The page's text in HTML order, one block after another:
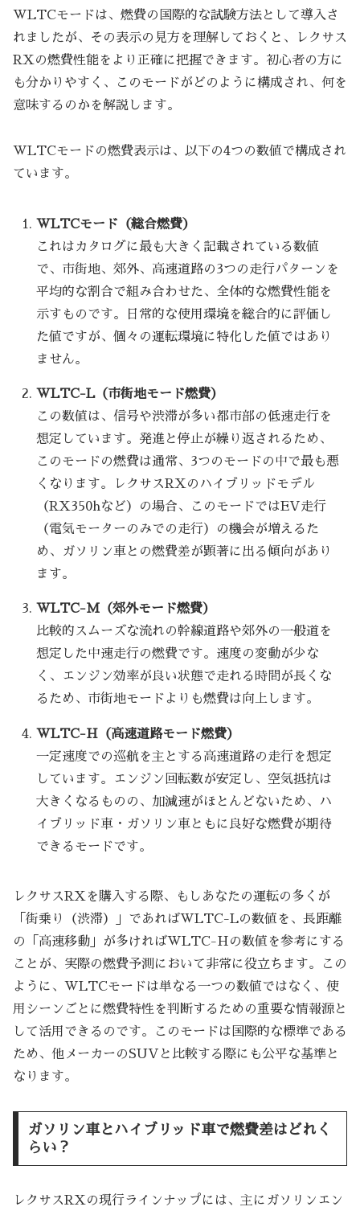
WLTCモードは、燃費の国際的な試験方法として導入さ
れましたが、その表示の見方を理解しておくと、レクサス
RXの燃費性能をより正確に把握できます。初心者の方に
も分かりやすく、このモードがどのように構成され、何を
意味するのかを解説します。
WLTCモードの燃費表示は、以下の4つの数値で構成され
ています。
WLTCモード（総合燃費）
これはカタログに最も大きく記載されている数値
で、市街地、郊外、高速道路の3つの走行パターンを
平均的な割合で組み合わせた、全体的な燃費性能を
示すものです。日常的な使用環境を総合的に評価し
た値ですが、個々の運転環境に特化した値ではあり
ません。
WLTC-L（市街地モード燃費）
この数値は、信号や渋滞が多い都市部の低速走行を
想定しています。発進と停止が繰り返されるため、
このモードの燃費は通常、3つのモードの中で最も悪
くなります。レクサスRXのハイブリッドモデル
（RX350hなど）の場合、このモードではEV走行
（電気モーターのみでの走行）の機会が増えるた
め、ガソリン車との燃費差が顕著に出る傾向があり
ます。
WLTC-M（郊外モード燃費）
比較的スムーズな流れの幹線道路や郊外の一般道を
想定した中速走行の燃費です。速度の変動が少な
く、エンジン効率が良い状態で走れる時間が長くな
るため、市街地モードよりも燃費は向上します。
WLTC-H（高速道路モード燃費）
一定速度での巡航を主とする高速道路の走行を想定
しています。エンジン回転数が安定し、空気抵抗は
大きくなるものの、加減速がほとんどないため、ハ
イブリッド車・ガソリン車ともに良好な燃費が期待
できるモードです。
レクサスRXを購入する際、もしあなたの運転の多くが
「街乗り（渋滞）」であればWLTC-Lの数値を、長距離
の「高速移動」が多ければWLTC-Hの数値を参考にする
ことが、実際の燃費予測において非常に役立ちます。この
ように、WLTCモードは単なる一つの数値ではなく、使
用シーンごとに燃費特性を判断するための重要な情報源と
して活用できるのです。このモードは国際的な標準である
ため、他メーカーのSUVと比較する際にも公平な基準と
なります。
ガソリン車とハイブリッド車で燃費差はどれく
らい？
レクサスRXの現行ラインナップには、主にガソリンエン